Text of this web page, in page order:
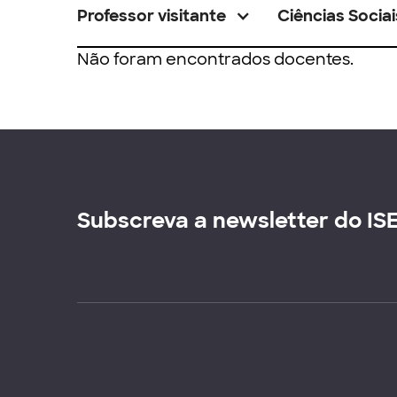
Professor visitante Ciências
Não foram encontrados docentes.
Subscreva a newsletter do